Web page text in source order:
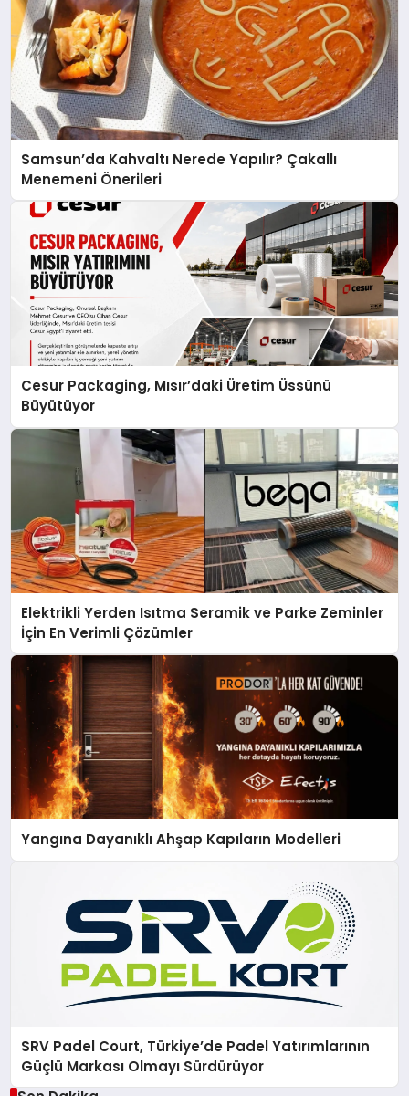
Samsun’da Kahvaltı Nerede Yapılır? Çakallı
Menemeni Önerileri
Cesur Packaging, Mısır’daki Üretim Üssünü
Büyütüyor
Elektrikli Yerden Isıtma Seramik ve Parke Zeminler
İçin En Verimli Çözümler
Yangına Dayanıklı Ahşap Kapıların Modelleri
SRV Padel Court, Türkiye’de Padel Yatırımlarının
Güçlü Markası Olmayı Sürdürüyor